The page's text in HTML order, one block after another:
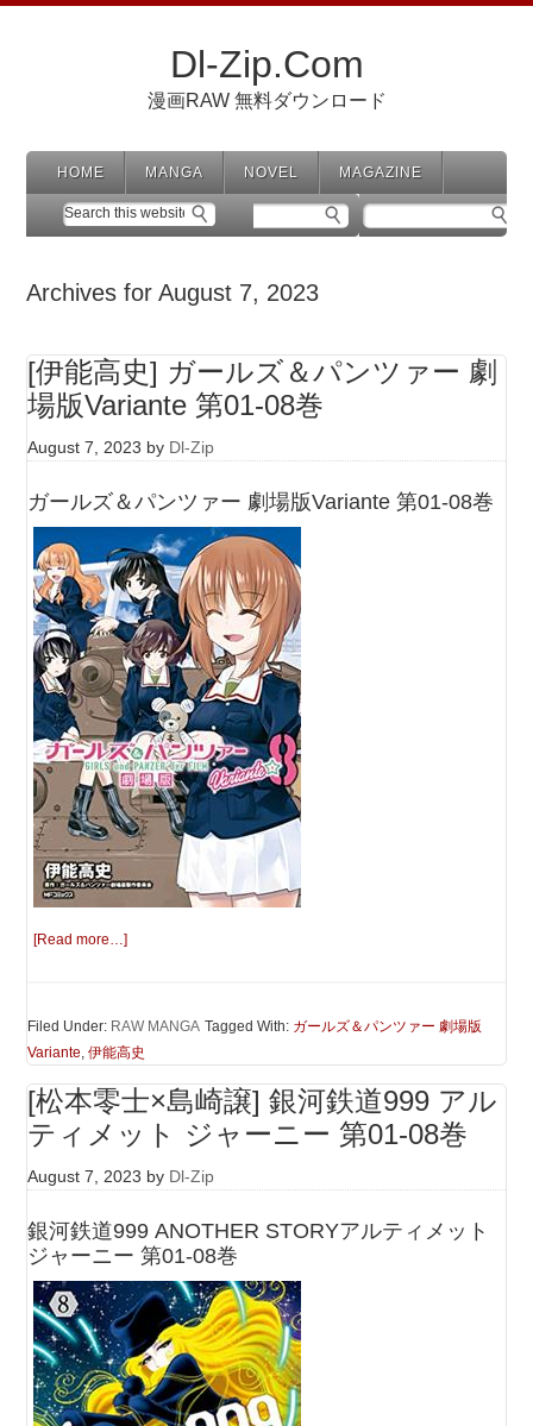
Dl-Zip.Com
漫画RAW 無料ダウンロード
HOME MANGA NOVEL MAGAZINE
Archives for August 7, 2023
[伊能高史] ガールズ＆パンツァー 劇
場版Variante 第01-08巻
August 7, 2023 by Dl-Zip
ガールズ＆パンツァー 劇場版Variante 第01-08巻
[Read more…]
Filed Under: RAW MANGA Tagged With: ガールズ＆パンツァー 劇場版
Variante,伊能高史
[松本零士×島崎譲] 銀河鉄道999 アル
ティメット ジャーニー 第01-08巻
August 7, 2023 by Dl-Zip
銀河鉄道999 ANOTHER STORYアルティメット
ジャーニー 第01-08巻